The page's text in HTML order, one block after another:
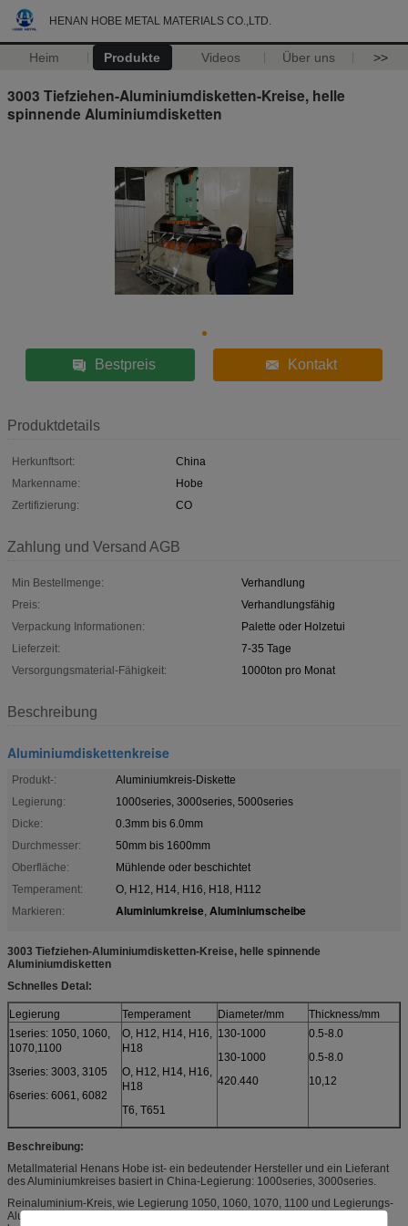
HENAN HOBE METAL MATERIALS CO.,LTD.
Heim Produkte Videos Über uns >>
3003 Tiefziehen-Aluminiumdisketten-Kreise, helle
spinnende Aluminiumdisketten
Bestpreis Kontakt
Produktdetails
Herkunftsort:
China
Markenname:
Hobe
Zertifizierung:
CO
Zahlung und Versand AGB
Min Bestellmenge:
Verhandlung
Preis:
Verhandlungsfähig
Verpackung Informationen:
Palette oder Holzetui
Lieferzeit:
7-35 Tage
Versorgungsmaterial-Fähigkeit:
1000ton pro Monat
Beschreibung
Aluminiumdiskettenkreise
Produkt-:
Aluminiumkreis-Diskette
Legierung:
1000series, 3000series, 5000series
Dicke:
0.3mm bis 6.0mm
Durchmesser:
50mm bis 1600mm
Oberfläche:
Mühlende oder beschichtet
Temperament:
O, H12, H14, H16, H18, H112
Markieren:
Aluminiumkreise, Aluminiumscheibe
3003 Tiefziehen-Aluminiumdisketten-Kreise, helle spinnende
Aluminiumdisketten
Schnelles Detal:
Legierung Temperament Diameter/mm
Thickness/mm
1series: 1050, 1060,
1070,1100
3series: 3003, 3105
6series: 6061, 6082
O, H12, H14, H16,
H18
O, H12, H14, H16,
H18
T6, T651
130-1000
130-1000
420.440
0.5-8.0
0.5-8.0
10,12
Beschreibung:
Metallmaterial Henans Hobe ist- ein bedeutender Hersteller und ein Lieferant
des Aluminiumkreises basiert in China-Legierung: 1000series, 3000series.
Reinaluminium-Kreis, wie Legierung 1050, 1060, 1070, 1100 und Legierungs-
Aluminiumkreis, wie Legierung 3003. kann heiße behandelte und Nichthitze